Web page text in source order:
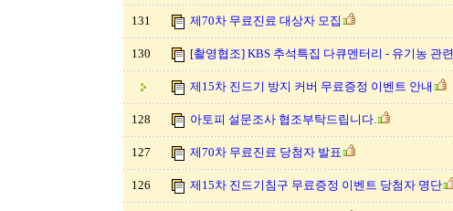
131 제70차 무료진료 대상자 모집
130 [촬영협조] KBS 추석특집 다큐멘터리 - 유기농 관련
제15차 진드기 방지 커버 무료증정 이벤트 안내
128 아토피 설문조사 협조부탁드립니다.
127 제70차 무료진료 당첨자 발표
126 제15차 진드기침구 무료증정 이벤트 당첨자 명단